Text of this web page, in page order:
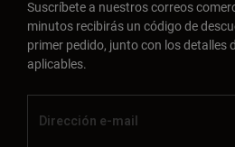
Suscríbete a nuestros correos
minutos recibirás un código de
primer pedido, junto con los detalles
aplicables.